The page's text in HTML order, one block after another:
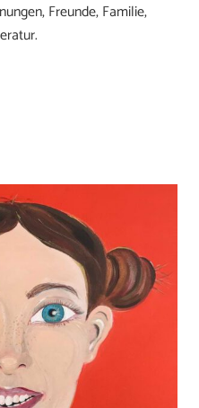
Freunde, Familie,